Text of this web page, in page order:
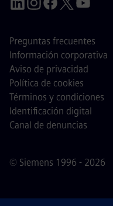
© Siemens 1996 - 2026
Preguntas frecuentes
Información corporativa
Aviso de privacidad
Política de cookies
Términos y condiciones
Identificación digital
Canal de denuncias